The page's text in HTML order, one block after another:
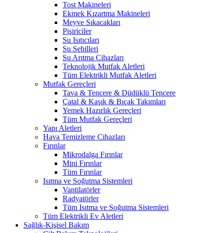
Tost Makineleri
Ekmek Kızartma Makineleri
Meyve Sıkacakları
Pişiriciler
Su Isıtıcıları
Su Sebilleri
Su Arıtma Cihazları
Teknolojik Mutfak Aletleri
Tüm Elektrikli Mutfak Aletleri
Mutfak Gereçleri
Tava & Tencere & Düdüklü Tencere
Çatal & Kaşık & Bıçak Takımları
Yemek Hazırlık Gereçleri
Tüm Mutfak Gereçleri
Yapı Aletleri
Hava Temizleme Cihazları
Fırınlar
Mikrodalga Fırınlar
Mini Fırınlar
Tüm Fırınlar
Isıtma ve Soğutma Sistemleri
Vantilatörler
Radyatörler
Tüm Isıtma ve Soğutma Sistemleri
Tüm Elektrikli Ev Aletleri
Sağlık-Kişisel Bakım